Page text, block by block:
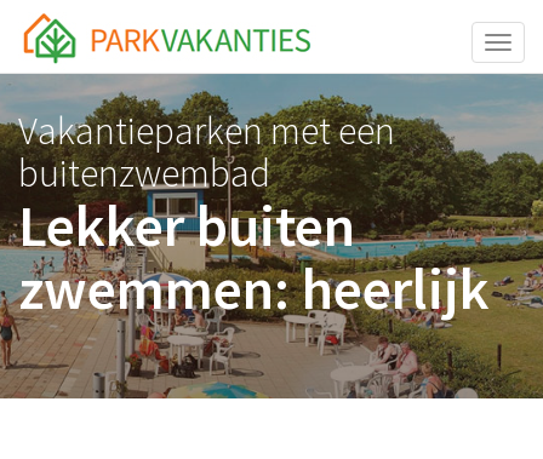
<body id="page-top">
Vakantieparken met een
buitenzwembad
Lekker buiten
zwemmen: heerlijk